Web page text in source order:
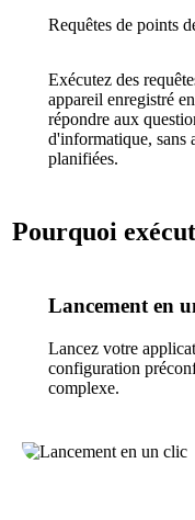
Requêtes de points
Exécutez des
appareil enregistré
répondre aux
d'informatique, sans
planifiées.
Pourquoi
Lancement en
Lancez votre
configuration
complexe.